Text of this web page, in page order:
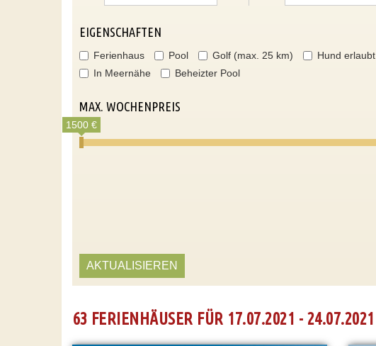
EIGENSCHAFTEN
Ferienhaus Pool Golf (max. 25 km) Hund erlaubt
In Meernähe
Beheizter Pool
MAX. WOCHENPREIS
1500 €
AKTUALISIEREN
63 FERIENHÄUSER FÜR 17.07.2021 - 24.07.2021